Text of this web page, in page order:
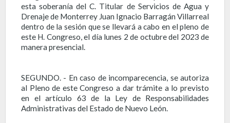
esta soberanía del C. Titular de Servicios de Agua y
Drenaje de Monterrey Juan Ignacio Barragán Villarreal
dentro de la sesión que se llevará a cabo en el pleno de
este H. Congreso, el día lunes 2 de octubre del 2023 de
manera presencial.
SEGUNDO. - En caso de incomparecencia, se autoriza
al Pleno de este Congreso a dar trámite a lo previsto
en el artículo 63 de la Ley de Responsabilidades
Administrativas del Estado de Nuevo León.